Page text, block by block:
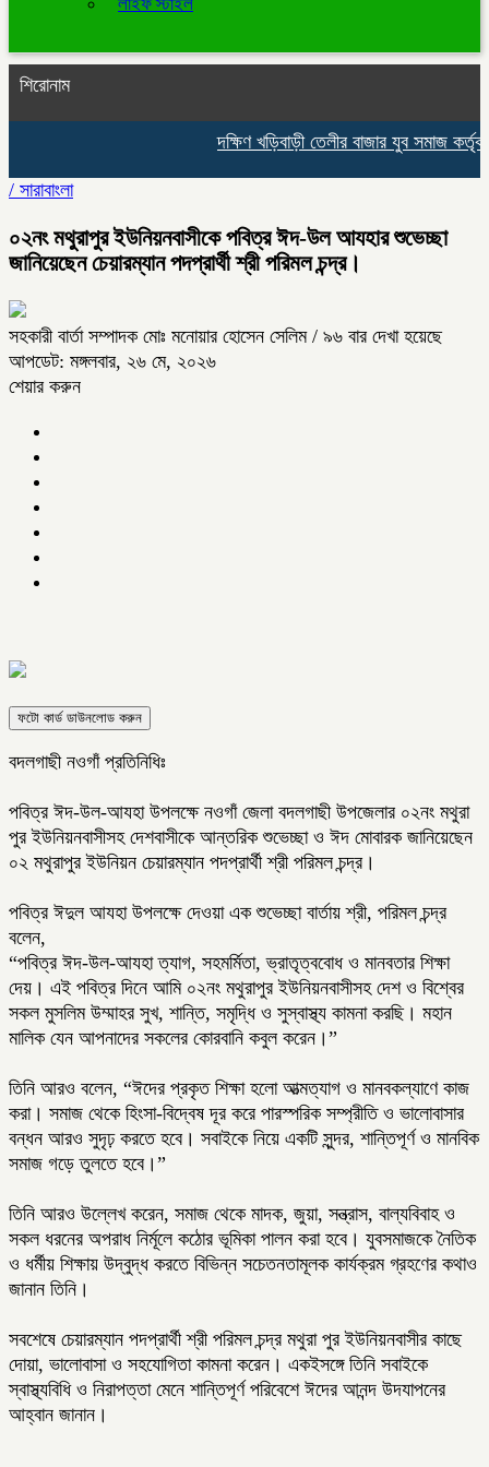
শিরোনাম
দক্ষিণ খড়িবাড়ী তেলীর বাজার যুব সমাজ
/ সারাবাংলা
০২নং মথুরাপুর ইউনিয়নবাসীকে পবিত্র ঈদ-উল আযহার শুভেচ্ছা
জানিয়েছেন চেয়ারম্যান পদপ্রার্থী শ্রী পরিমল চন্দ্র।
সহকারী বার্তা সম্পাদক মোঃ মনোয়ার হোসেন সেলিম / ৯৬ বার দেখা হয়েছে
আপডেট: মঙ্গলবার, ২৬ মে, ২০২৬
শেয়ার করুন
ফটো কার্ড ডাউনলোড করুন
বদলগাছী নওগাঁ প্রতিনিধিঃ
পবিত্র ঈদ-উল-আযহা উপলক্ষে নওগাঁ জেলা বদলগাছী উপজেলার ০২নং মথুরা
পুর ইউনিয়নবাসীসহ দেশবাসীকে আন্তরিক শুভেচ্ছা ও ঈদ মোবারক জানিয়েছেন
০২ মথুরাপুর ইউনিয়ন চেয়ারম্যান পদপ্রার্থী শ্রী পরিমল চন্দ্র।
পবিত্র ঈদুল আযহা উপলক্ষে দেওয়া এক শুভেচ্ছা বার্তায় শ্রী, পরিমল চন্দ্র
বলেন,
“পবিত্র ঈদ-উল-আযহা ত্যাগ, সহমর্মিতা, ভ্রাতৃত্ববোধ ও মানবতার শিক্ষা
দেয়। এই পবিত্র দিনে আমি ০২নং মথুরাপুর ইউনিয়নবাসীসহ দেশ ও বিশ্বের
সকল মুসলিম উম্মাহর সুখ, শান্তি, সমৃদ্ধি ও সুস্বাস্থ্য কামনা করছি। মহান
মালিক যেন আপনাদের সকলের কোরবানি কবুল করেন।”
তিনি আরও বলেন, “ঈদের প্রকৃত শিক্ষা হলো আত্মত্যাগ ও মানবকল্যাণে কাজ
করা। সমাজ থেকে হিংসা-বিদ্বেষ দূর করে পারস্পরিক সম্প্রীতি ও ভালোবাসার
বন্ধন আরও সুদৃঢ় করতে হবে। সবাইকে নিয়ে একটি সুন্দর, শান্তিপূর্ণ ও মানবিক
সমাজ গড়ে তুলতে হবে।”
তিনি আরও উল্লেখ করেন, সমাজ থেকে মাদক, জুয়া, সন্ত্রাস, বাল্যবিবাহ ও
সকল ধরনের অপরাধ নির্মূলে কঠোর ভূমিকা পালন করা হবে। যুবসমাজকে নৈতিক
ও ধর্মীয় শিক্ষায় উদ্বুদ্ধ করতে বিভিন্ন সচেতনতামূলক কার্যক্রম গ্রহণের কথাও
জানান তিনি।
সবশেষে চেয়ারম্যান পদপ্রার্থী শ্রী পরিমল চন্দ্র মথুরা পুর ইউনিয়নবাসীর কাছে
দোয়া, ভালোবাসা ও সহযোগিতা কামনা করেন। একইসঙ্গে তিনি সবাইকে
স্বাস্থ্যবিধি ও নিরাপত্তা মেনে শান্তিপূর্ণ পরিবেশে ঈদের আনন্দ উদযাপনের
আহ্বান জানান।